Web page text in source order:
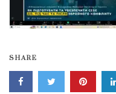
SHARE